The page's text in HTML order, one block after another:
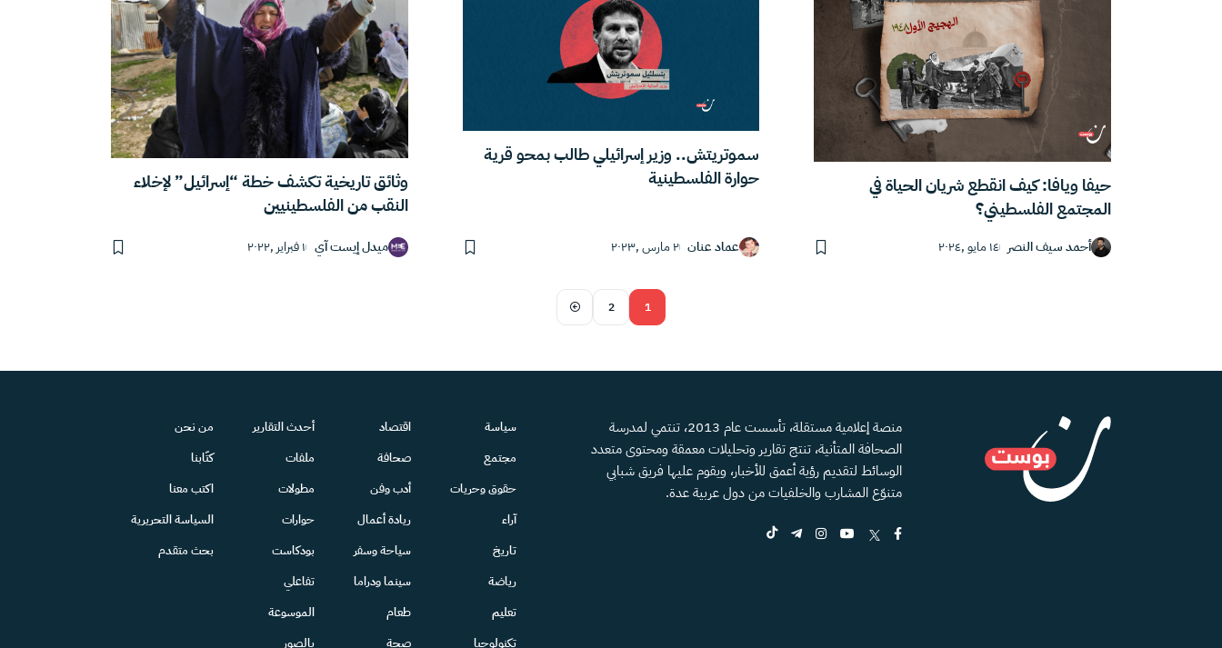
حيفا ويافا: كيف انقطع شريان الحياة في
المجتمع الفلسطيني؟
أحمد سيف النصر ١٤ مايو ,٢٠٢٤
سموتريتش.. وزير إسرائيلي طالب بمحو قرية
حوارة الفلسطينية
عماد عنان ٢ مارس ,٢٠٢٣
وثائق تاريخية تكشف خطة “إسرائيل” لإخلاء
النقب من الفلسطينيين
ميدل إيست آي ١ فبراير ,٢٠٢٢
1
2
منصة إعلامية مستقلة، تأسست عام 2013، تنتمي لمدرسة
الصحافة المتأنية، تنتج تقارير وتحليلات معمقة ومحتوى متعدد
الوسائط لتقديم رؤية أعمق للأخبار، ويقوم عليها فريق شبابي
متنوّع المشارب والخلفيات من دول عربية عدة.
سياسة
مجتمع
حقوق وحريات
آراء
تاريخ
رياضة
تعليم
تكنولوجيا
اقتصاد
صحافة
أدب وفن
ريادة أعمال
سياحة وسفر
سينما ودراما
طعام
صحة
أحدث التقارير
ملفات
مطولات
حوارات
بودكاست
تفاعلي
الموسوعة
بالصور
من نحن
كتّابنا
اكتب معنا
السياسة التحريرية
بحث متقدم